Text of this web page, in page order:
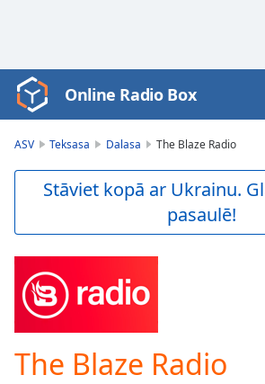
Video
Player
Skip
Skip
Forward
Mute
Current
Online Radio Box
ASV Teksasa Dalasa The Blaze Radio
Stāviet kopā ar Ukrainu.
pasaulē!
The Blaze Radio